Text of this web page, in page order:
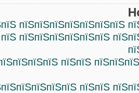
пїЅпїЅпїЅпїЅпїЅпїЅпїЅ
пїЅпїЅпїЅпїЅпїЅпїЅ
пїЅпїЅ
пїЅпїЅ